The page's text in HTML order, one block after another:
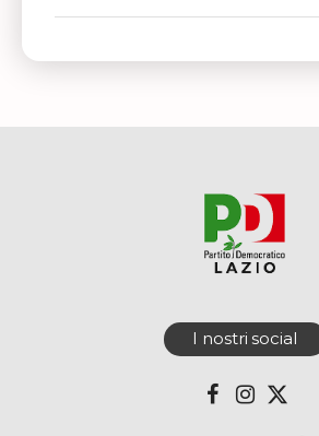
I nostri social